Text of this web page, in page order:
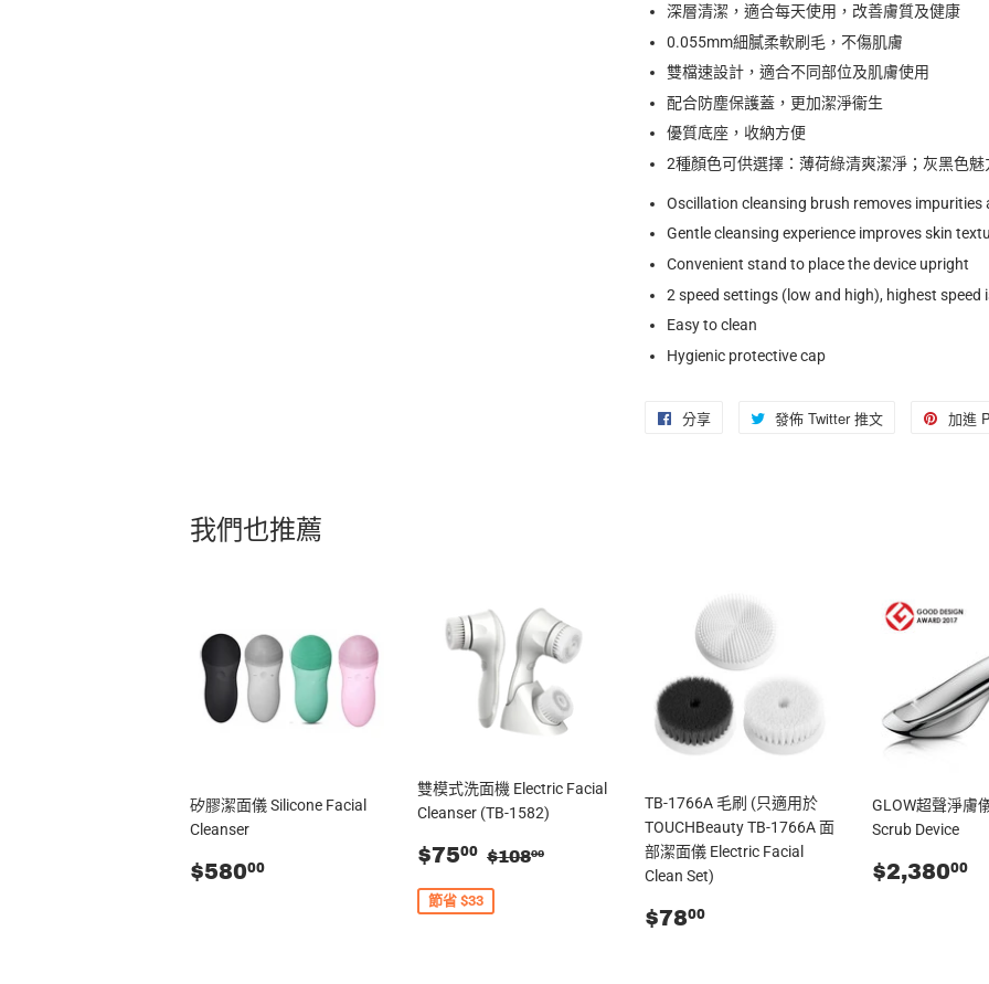
深層清潔，適合每天使用，改善膚質及健康
0.055mm細膩柔軟刷毛，不傷肌膚
雙檔速設計，適合不同部位及肌膚使用
配合防塵保護蓋，更加潔淨衞生
優質底座，收納方便
2種顏色可供選擇：薄荷綠清爽潔淨；灰黑色魅
Oscillation cleansing brush removes
Gentle cleansing experience improves skin
Convenient stand to place the device upright
2 speed settings (low and high), highest
Easy to clean
Hygienic protective cap
分享 發佈 Twitter 推文
文
加進
我們也推薦
矽膠潔面儀 Silicone Facial
Cleanser
零
$58000
雙模式洗面機 Electric Facial
Cleanser (TB-1582)
售
$7500 $75.00
零售價
$10800
節省 $33
TB-1766A 毛刷 (只適用於
TOUCHBeauty TB-1766A 面
部潔面儀 Electric Facial
Clean Set)
零
$7800
GLOW超聲淨膚
Scrub Device
零
$2,38000